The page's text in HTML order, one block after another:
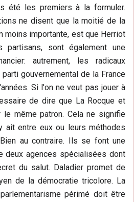
été les premiers à la formuler.
ne disent que la moitié de la
moins importante, est que Herriot
partisans, sont également une
autrement, les radicaux
gouvernemental de la France
Si l'on ne veut pas jouer à
de dire que La Rocque et
le même patron. Cela ne signifie
ait entre eux ou leurs méthodes
au contraire. Ils se font une
deux agences spécialisées dont
du salut. Daladier promet de
de la démocratie tricolore. La
périmé doit être